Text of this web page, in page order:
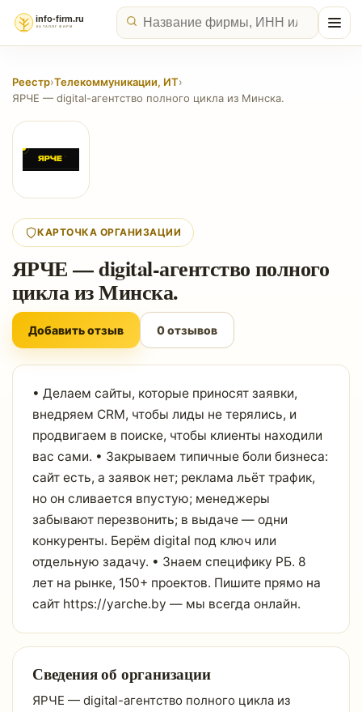
Реестр›Телекоммуникации, ИТ›
ЯРЧЕ — digital-агентство полного цикла из Минска.
КАРТОЧКА ОРГАНИЗАЦИИ
ЯРЧЕ — digital-агентство полного
цикла из Минска.
Добавить отзыв 0 отзывов
• Делаем сайты, которые приносят заявки,
внедряем CRM, чтобы лиды не терялись, и
продвигаем в поиске, чтобы клиенты находили
вас сами. • Закрываем типичные боли бизнеса:
сайт есть, а заявок нет; реклама льёт трафик,
но он сливается впустую; менеджеры
забывают перезвонить; в выдаче — одни
конкуренты. Берём digital под ключ или
отдельную задачу. • Знаем специфику РБ. 8
лет на рынке, 150+ проектов. Пишите прямо на
сайт https://yarche.by — мы всегда онлайн.
Сведения об организации
ЯРЧЕ — digital-агентство полного цикла из